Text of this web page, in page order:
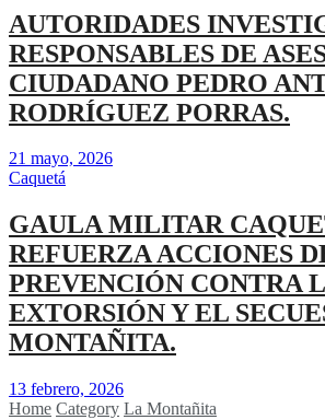
AUTORIDADES
RESPONSABLES DE
CIUDADANO PEDRO
RODRÍGUEZ PORRAS.
21 mayo, 2026
Caquetá
GAULA MILITAR
REFUERZA ACCIONES
PREVENCIÓN CONTRA
EXTORSIÓN Y EL
MONTAÑITA.
13 febrero, 2026
Home Category La Montañita